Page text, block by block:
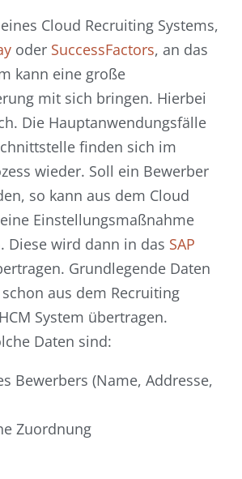
Cloud Recruiting Systems,
oder SuccessFactors, an das
kann eine große
mit sich bringen. Hierbei
Die Hauptanwendungsfälle
finden sich im
wieder. Soll ein Bewerber
so kann aus dem Cloud
Einstellungsmaßnahme
Diese wird dann in das SAP
Grundlegende Daten
aus dem Recruiting
System übertragen.
Daten sind:
Bewerbers (Name, Addresse,
Zuordnung